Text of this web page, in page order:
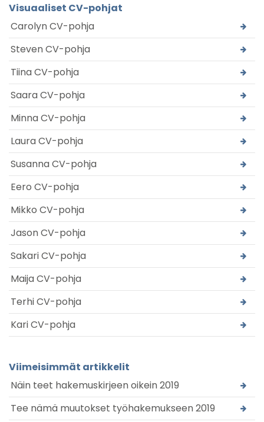
Visuaaliset CV-pohjat
Carolyn CV-pohja
Steven CV-pohja
Tiina CV-pohja
Saara CV-pohja
Minna CV-pohja
Laura CV-pohja
Susanna CV-pohja
Eero CV-pohja
Mikko CV-pohja
Jason CV-pohja
Sakari CV-pohja
Maija CV-pohja
Terhi CV-pohja
Kari CV-pohja
Viimeisimmät artikkelit
Näin teet hakemuskirjeen oikein 2019
Tee nämä muutokset työhakemukseen 2019